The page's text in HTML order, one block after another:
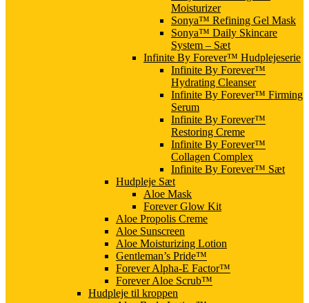
Moisturizer
Sonya™ Refining Gel Mask
Sonya™ Daily Skincare
System – Sæt
Infinite By Forever™ Hudplejeserie
Infinite By Forever™
Hydrating Cleanser
Infinite By Forever™ Firming
Serum
Infinite By Forever™
Restoring Creme
Infinite By Forever™
Collagen Complex
Infinite By Forever™ Sæt
Hudpleje Sæt
Aloe Mask
Forever Glow Kit
Aloe Propolis Creme
Aloe Sunscreen
Aloe Moisturizing Lotion
Gentleman’s Pride™
Forever Alpha-E Factor™
Forever Aloe Scrub™
Hudpleje til kroppen